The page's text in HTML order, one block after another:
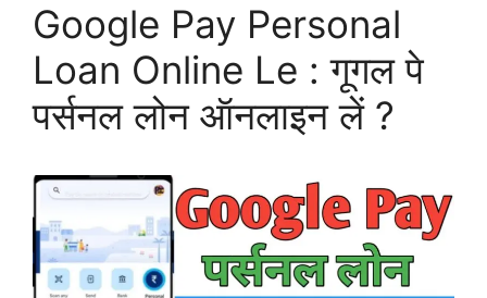
Google Pay Personal
Loan Online Le : गूगल पे
पर्सनल लोन ऑनलाइन लें ?